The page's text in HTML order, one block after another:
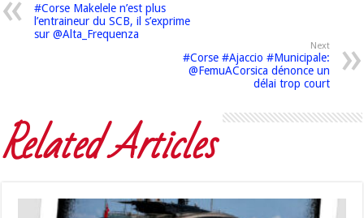
#Corse Makelele n’est plus
l’entraineur du SCB, il s’exprime
sur @Alta_Frequenza
Next
#Corse #Ajaccio #Municipale:
@FemuACorsica dénonce un
délai trop court
Related Articles